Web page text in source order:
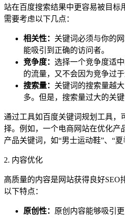
站在百度搜索结果中更容易被目标
需要考虑以下几点：
相关性： 关键词必须与你的
能吸引到正确的访问者。
竞争度： 选择一个竞争度适
的流量，又不会因为竞争过于
搜索量： 关键词的搜索量越
多。但是，搜索量过大的关
通过工具如百度关键词规划工具，
择。例如，一个电商网站在优化产
产品关键词，如“男士运动鞋”、“夏
2. 内容优化
高质量的内容是网站获得良好SEO
以下特点：
原创性： 原创内容能够吸引